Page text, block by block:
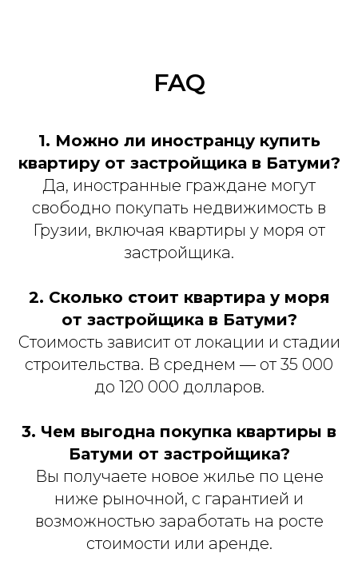
FAQ
1. Можно ли иностранцу купить
квартиру от застройщика в Батуми?
Да, иностранные граждане могут
свободно покупать недвижимость в
Грузии, включая квартиры у моря от
застройщика.
2. Сколько стоит квартира у моря
от застройщика в Батуми?
Стоимость зависит от локации и стадии
строительства. В среднем — от 35 000
до 120 000 долларов.
3. Чем выгодна покупка квартиры в
Батуми от застройщика?
Вы получаете новое жилье по цене
ниже рыночной, с гарантией и
возможностью заработать на росте
стоимости или аренде.